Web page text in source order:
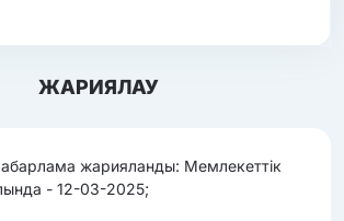
ЖАРИЯЛАУ
жарияланды: Мемлекеттік
- 12-03-2025;